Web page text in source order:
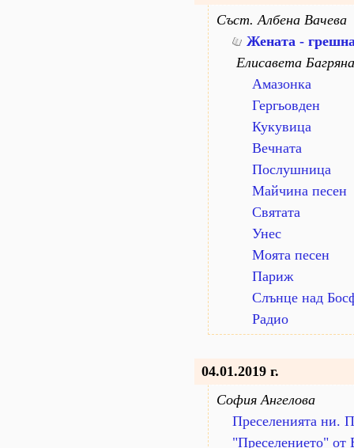
Съст. Албена Вачева
Жената -
Елисавета Багряна
Амазонка
Гергьовден
Кукувица
Вечната
Послушница
Майчина песен
Святата
Унес
Моята песен
Париж
Слънце над
Радио
04.01.2019 г.
София Ангелова
Преселенията ни.
"Преселението" от